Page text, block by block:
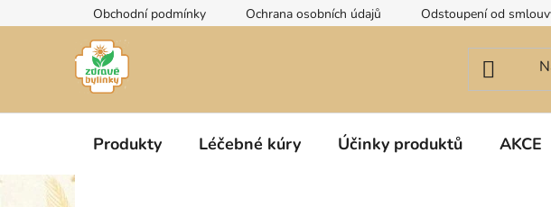
na
Obchodní podmínky Ochrana osobních údajů Odstoupení od
Produkty Léčebné kúry Účinky produktů AKCE